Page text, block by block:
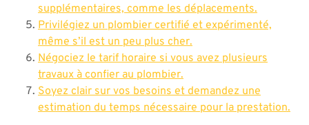
supplémentaires, comme les déplacements.
Privilégiez un plombier certifié et expérimenté,
même s’il est un peu plus cher.
Négociez le tarif horaire si vous avez plusieurs
travaux à confier au plombier.
Soyez clair sur vos besoins et demandez une
estimation du temps nécessaire pour la prestation.